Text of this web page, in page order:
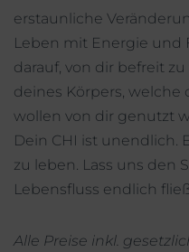
erstaunliche
Leben mit Energie und
darauf, von dir befreit
deines Körpers,
wollen von dir genutzt
Dein CHI ist unendlich.
zu leben. Lass uns den
Lebensfluss endlich
Alle Preise inkl.